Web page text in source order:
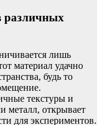
различных
лишь
материал удачно
будь то
текстуры и
металл, открывает
для экспериментов.